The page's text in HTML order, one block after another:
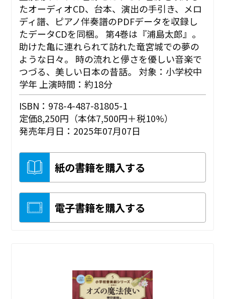
たオーディオCD、台本、演出の手引き、メロ
ディ譜、ピアノ伴奏譜のPDFデータを収録し
たデータCDを同梱。 第4巻は『浦島太郎』。
助けた亀に連れられて訪れた竜宮城での夢の
ような日々。 時の流れと儚さを優しい音楽で
つづる、美しい日本の昔話。 対象：小学校中
学年 上演時間：約18分
ISBN：978-4-487-81805-1
定価8,250円（本体7,500円＋税10%）
発売年月日：2025年07月07日
紙の書籍を購入する
電子書籍を購入する